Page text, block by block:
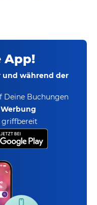
App!
und während der
Deine Buchungen
griffbereit